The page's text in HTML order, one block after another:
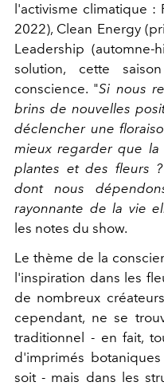
l'activisme climatique :
2022), Clean Energy
Leadership (automne-
solution, cette
conscience. "Si nous
brins de nouvelles
déclencher une
mieux regarder que
plantes et des fleurs
dont nous
rayonnante de la vie
les notes du show.
Le thème de la
l'inspiration dans les
de nombreux
cependant, ne se
traditionnel - en fait,
d'imprimés
soit - mais dans les